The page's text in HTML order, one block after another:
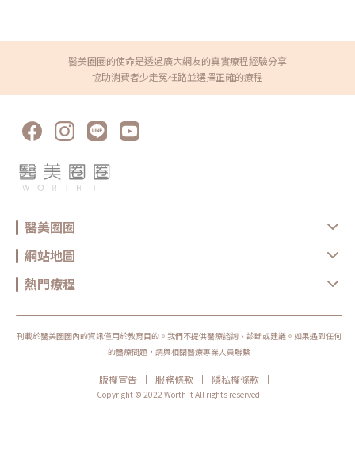
適合打美國音波二代？只要感覺下顎線開始鬆弛、法令紋加深，即可施作進
行預防或結構復位。Q10：為什麼要在辰美學施打美國音波二代？蔡詩辰醫
師擅長透過即時影像進行「客製化結構規劃」，結合精細的止痛技巧，確保
拉提效果自然且有感。
酸等。優點-立即見效、體積精確、不需等待、不需按摩，而且是唯一有降
解酶的選擇，後續可以隨時調整。缺點-早期傳統的玻尿酸劑型，組織融合
度不佳，因此用於額頭可能造成日後塌陷、位移、變形等副作用，俗稱「記
繁聞院長至法國巴黎演講教學示範案例：（圖／凝境美學診所-曾繁聞醫師
提供）（圖／凝境美學診所-曾繁聞醫師提供）膠原蛋白增生劑洢蓮絲
韌，手感紮實。但沒有降解酶，無法主動去除。而4D童妍針Sculptra舒顏
萃雖然早期曾有人使用，但因為效果緩慢，且有產生結節硬塊的案例，因此
現在較少有人使用在額頭。凝境美學診所院長擔任微晶瓷Radiesse晶亮瓷原
對較高，恢復期較長、包括抽脂部位與補脂部位的瘀青腫脹和凹凸不平。雖
然網路上討論最多的是存活率的問題，意指有部分脂肪細胞死亡，效果不穩
定，但實際上，最大的問題在於一旦手術失敗不容易取出、即使效果不滿意
不平整，形狀也難以後續調整。而且存活下來的脂肪可能在未來隨著個人體
等療程雖然可以刺激皮膚增生膠原蛋白，但造成的效果是輪廓收緊、而不是
體積增加，無法有效改善額頭的凹陷。額頭填充究竟要打什麼，可以與經驗
來找出最適合自己的選項。瑞典瑞絲朗玻尿酸原廠邀請凝境美學診所曾繁聞
過除了產品、材料的選擇以外，更重要的是醫師的美感與技術：額頭形狀的
美學設計-額頭塑型需要有3D立體結構的概念、並搭配整體臉型，並不是像
灌水球一樣塞滿就好，否則會造成怪異、不美觀、壽星公一般的額頭。需要
半臉比例，並且溝通每個人想要的飽滿程度、轉折強度，才能規劃出適合的
輪廓，因此醫師的審美至為重要。瑞絲朗女神動態玻尿酸原廠指定凝境美學
診所院長曾繁聞醫師示範注射教學案例（圖／凝境美學診所-曾繁聞醫師提
醫美圈圈的使命是透過廣大網友的真實療程經驗分享
協助消費者少走冤枉路並選擇正確的療程
醫美圈圈
網站地圖
熱門療程
刊載於醫美圈圈內的資訊僅用於教育目的。我們不提供醫療諮詢、診斷或建議。如果遇到任何
的醫療問題，請與相關醫療專業人員聯繫
| 版權宣告 | 服務條款 | 隱私權條款
|
Copyright © 2022 Worth it All rights reserved.